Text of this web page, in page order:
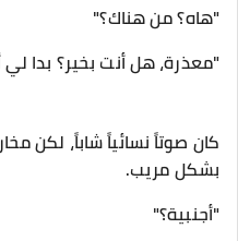
​"هاه؟ من هناك؟"
"معذرة، هل أنت بخير؟ بدا
​كان صوتاً نسائياً شاباً، لكن
بشكل مريب.
​"أجنبية؟"